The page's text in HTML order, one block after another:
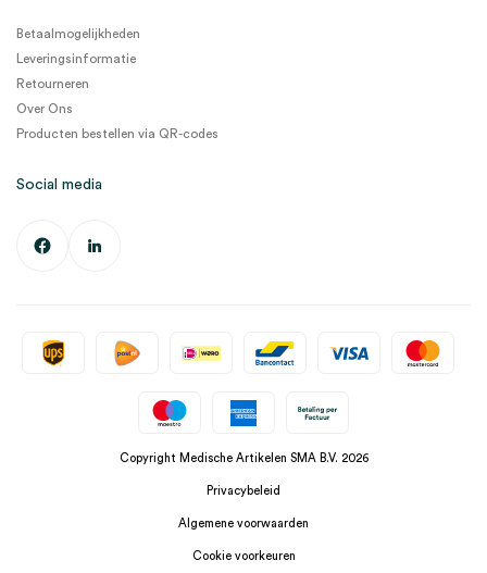
Betaalmogelijkheden
Leveringsinformatie
Retourneren
Over Ons
Producten bestellen via QR-codes
Social media
Copyright Medische Artikelen SMA B.V. 2026
Privacybeleid
Algemene voorwaarden
Cookie voorkeuren